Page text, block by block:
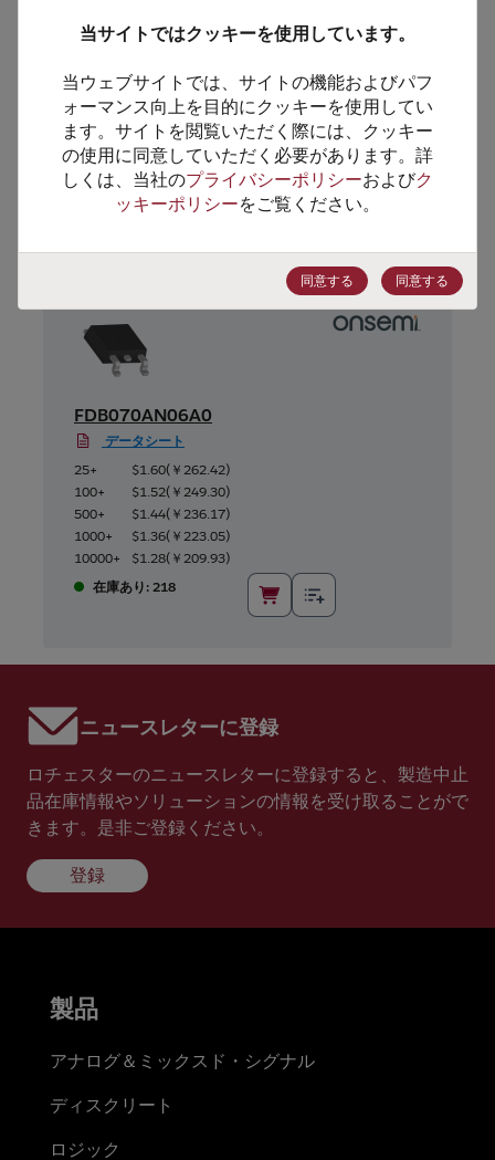
代替製品のご提案
FDB070AN06A0
データシート
25+
$1.60(￥262.42)
100+
$1.52(￥249.30)
500+
$1.44(￥236.17)
1000+
$1.36(￥223.05)
10000+
$1.28(￥209.93)
在庫あり: 218
ニュースレターに登録
ロチェスターのニュースレターに登録すると、製造中止
品在庫情報やソリューションの情報を受け取ることがで
きます。是非ご登録ください。
登録
当サイトではクッキーを使用しています。
当ウェブサイトでは、サイトの機能およびパフ
ォーマンス向上を目的にクッキーを使用してい
ます。サイトを閲覧いただく際には、クッキー
の使用に同意していただく必要があります。詳
しくは、当社のプライバシーポリシーおよびク
ッキーポリシーをご覧ください。
同意する 同意する
製品
アナログ＆ミックスド・シグナル
ディスクリート
ロジック